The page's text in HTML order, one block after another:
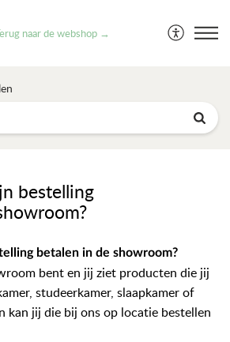
naar de webshop →
bestelling
betalen in de showroom?
bent en jij ziet producten die jij
studeerkamer, slaapkamer of
kan jij die bij ons op locatie bestellen